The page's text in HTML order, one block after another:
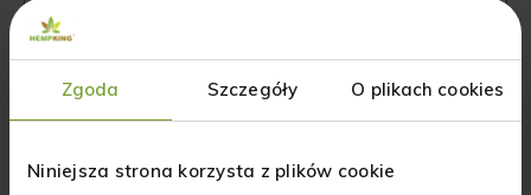
Zgoda Szczegóły O plikach cookies
Niniejsza strona korzysta z plików cookie
Czy otrzymam fakturę VAT?